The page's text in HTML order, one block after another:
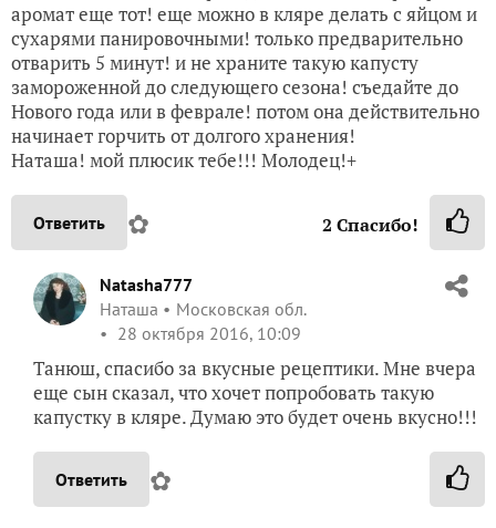
аромат еще тот! еще можно в кляре делать с яйцом и
сухарями панировочными! только предварительно
отварить 5 минут! и не храните такую капусту
замороженной до следующего сезона! съедайте до
Нового года или в феврале! потом она действительно
начинает горчить от долгого хранения!
Наташа! мой плюсик тебе!!! Молодец!+
Ответить ✿ 2 Спасибо!
Natasha777
Наташа
Московская обл.
28 октября 2016, 10:09
Танюш, спасибо за вкусные рецептики. Мне вчера
еще сын сказал, что хочет попробовать такую
капустку в кляре. Думаю это будет очень вкусно!!!
Ответить ✿